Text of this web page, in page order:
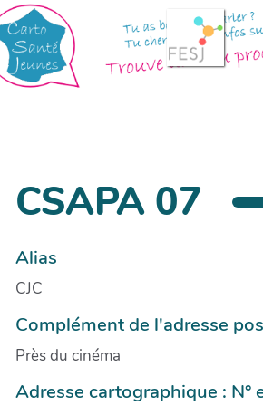
CSAPA 07
Alias
CJC
Complément de l'adresse
Près du cinéma
Adresse cartographique : N°